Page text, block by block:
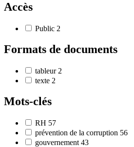
Accès
Public 2
Formats de documents
tableur 2
texte 2
Mots-clés
RH 57
prévention de la corruption 56
gouvernement 43